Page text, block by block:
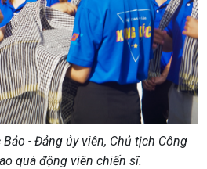
- Đảng ủy viên, Chủ tịch Công
quà động viên chiến sĩ.